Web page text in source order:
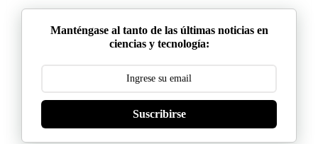
Manténgase al tanto de las últimas noticias en
ciencias y tecnología:
Suscribirse